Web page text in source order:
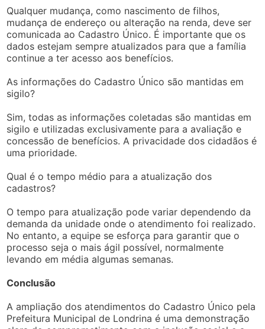
Qualquer mudança, como nascimento de filhos,
mudança de endereço ou alteração na renda, deve ser
comunicada ao Cadastro Único. É importante que os
dados estejam sempre atualizados para que a família
continue a ter acesso aos benefícios.
As informações do Cadastro Único são mantidas em
sigilo?
Sim, todas as informações coletadas são mantidas em
sigilo e utilizadas exclusivamente para a avaliação e
concessão de benefícios. A privacidade dos cidadãos é
uma prioridade.
Qual é o tempo médio para a atualização dos
cadastros?
O tempo para atualização pode variar dependendo da
demanda da unidade onde o atendimento foi realizado.
No entanto, a equipe se esforça para garantir que o
processo seja o mais ágil possível, normalmente
levando em média algumas semanas.
Conclusão
A ampliação dos atendimentos do Cadastro Único pela
Prefeitura Municipal de Londrina é uma demonstração